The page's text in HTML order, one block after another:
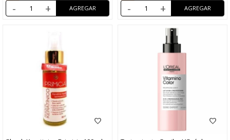
- + - +